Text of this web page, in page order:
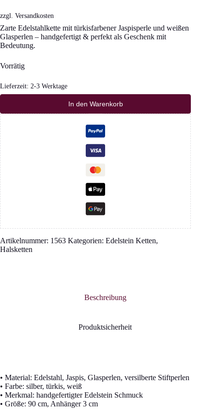
zzgl. Versandkosten
Zarte Edelstahlkette mit türkisfarbener Jaspisperle und weißen
Glasperlen – handgefertigt & perfekt als Geschenk mit
Bedeutung.
Vorrätig
Lieferzeit: 2-3 Werktage
In den Warenkorb
Artikelnummer: 1563 Kategorien: Edelstein Ketten,
Halsketten
Beschreibung
Produktsicherheit
• Material: Edelstahl, Jaspis, Glasperlen, versilberte Stiftperlen
• Farbe: silber, türkis, weiß
• Merkmal: handgefertigter Edelstein Schmuck
• Größe: 90 cm, Anhänger 3 cm